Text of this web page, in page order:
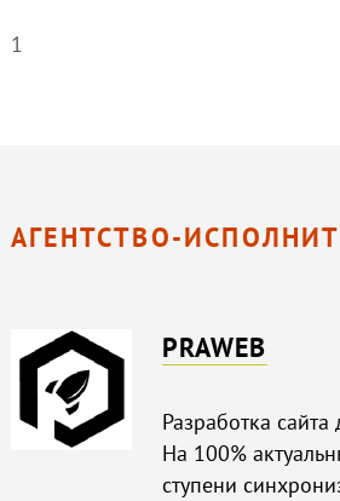
1
АГЕНТСТВО-
PRAWEB
Разработка
На 100%
ступени